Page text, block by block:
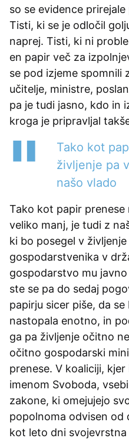
so se evidence
Tisti, ki se je odločil
naprej. Tisti, ki ni
en papir več za
se pod izjeme spomnili
učitelje, ministre,
pa je tudi jasno, kdo in
kroga je pripravljal
Tako kot
življenje pa
našo vlado
Tako kot papir prenese
veliko manj, je tudi z
ki bo posegel v
gospodarstvenika v
gospodarstvo mu
ste se pa do sedaj
papirju sicer piše, da
nastopala enotno, in
ga pa življenje očitno
očitno gospodarski
prenese. V koaliciji,
imenom Svoboda,
zakone, ki omejujejo
popolnoma odvisen od
kot leto dni svojevrstna